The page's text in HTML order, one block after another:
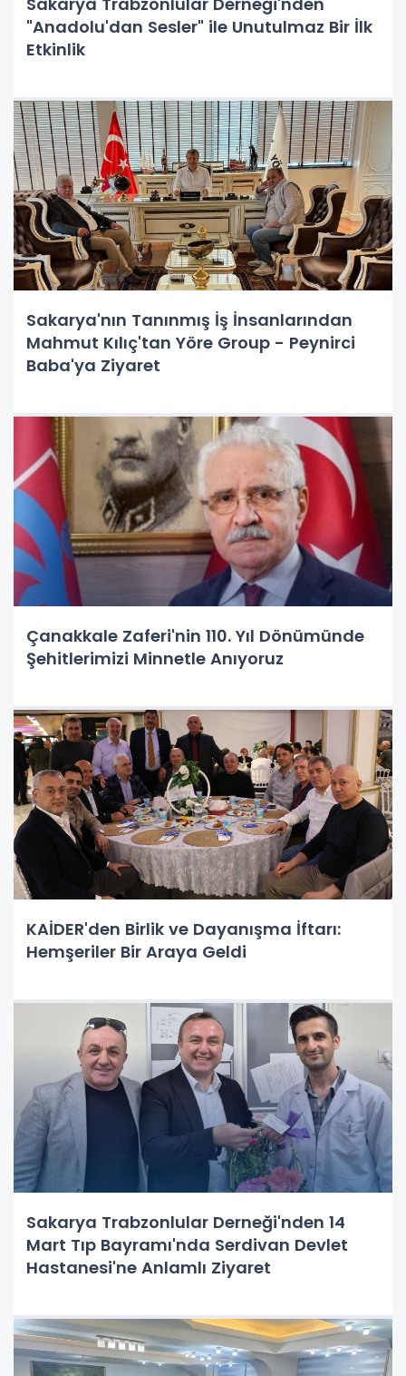
"Anadolu'dan Sesler" ile Unutulmaz Bir İlk
Etkinlik
Sakarya'nın Tanınmış İş İnsanlarından
Mahmut Kılıç'tan Yöre Group - Peynirci
Baba'ya Ziyaret
Çanakkale Zaferi'nin 110. Yıl Dönümünde
Şehitlerimizi Minnetle Anıyoruz
KAİDER'den Birlik ve Dayanışma İftarı:
Hemşeriler Bir Araya Geldi
Sakarya Trabzonlular Derneği'nden 14
Mart Tıp Bayramı'nda Serdivan Devlet
Hastanesi'ne Anlamlı Ziyaret